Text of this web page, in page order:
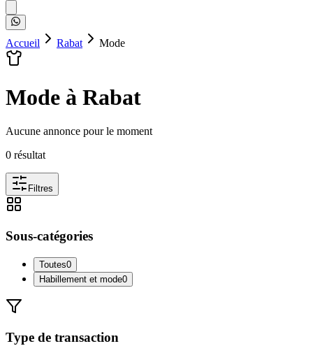
Accueil Rabat Mode
Mode à Rabat
Aucune annonce pour le moment
0 résultat
Filtres
Sous-catégories
Toutes0
Habillement et mode0
Type de transaction